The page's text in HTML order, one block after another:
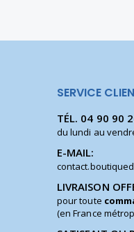
SERVICE
TÉL. 04 90 90
du lundi au
E-MAIL:
LIVRAISON
pour toute
(en France